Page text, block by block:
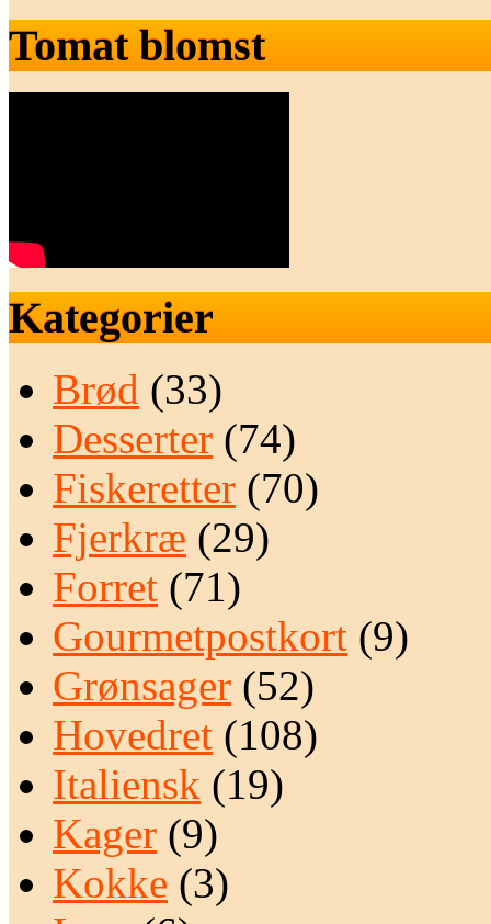
Tomat blomst
Kategorier
Brød (33)
Desserter (74)
Fiskeretter (70)
Fjerkræ (29)
Forret (71)
Gourmetpostkort (9)
Grønsager (52)
Hovedret (108)
Italiensk (19)
Kager (9)
Kokke (3)